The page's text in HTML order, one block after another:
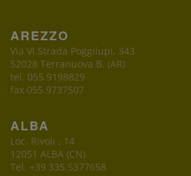
AREZZO
Via VI Strada Poggilupi, 343
52028 Terranuova B. (AR)
tel. 055.9198829
fax 055.9737507
ALBA
Loc. Rivoli , 14
12051 ALBA (CN)
Tel. +39 335.5377658